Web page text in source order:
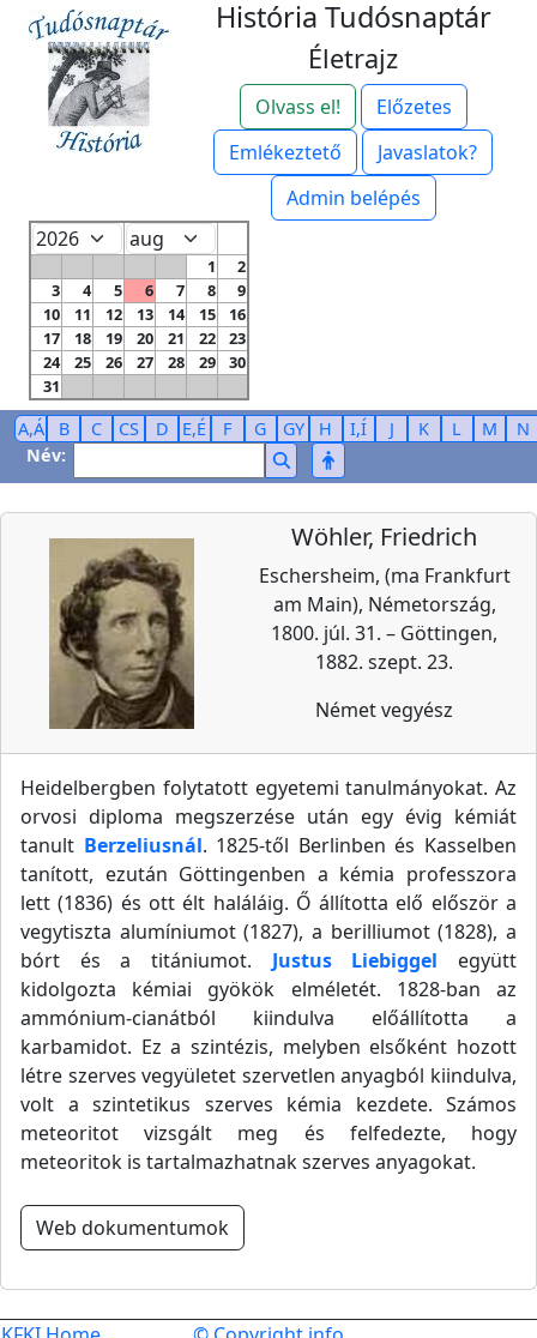
História Tudósnaptár
Életrajz
Olvass el!
Előzetes
Emlékeztető
Javaslatok?
Admin belépés
1
2
3
4 5 6 7 8
9
10
11 12 13 14 15
16
17
18 19 20 21 22
23
24
25 26 27 28 29
30
31
A,Á B C CS D E,É F G GY H I,Í J K L M
N
Név:
Wöhler, Friedrich
Eschersheim, (ma Frankfurt
am Main), Németország,
1800. júl. 31. – Göttingen,
1882. szept. 23.
Német vegyész
Heidelbergben folytatott egyetemi tanulmányokat. Az
orvosi diploma megszerzése után egy évig kémiát
tanult Berzeliusnál. 1825-től Berlinben és Kasselben
tanított, ezután Göttingenben a kémia professzora
lett (1836) és ott élt haláláig. Ő állította elő először a
vegytiszta alumíniumot (1827), a berilliumot (1828), a
bórt és a titániumot. Justus Liebiggel együtt
kidolgozta kémiai gyökök elméletét. 1828-ban az
ammónium-cianátból kiindulva előállította a
karbamidot. Ez a szintézis, melyben elsőként hozott
létre szerves vegyületet szervetlen anyagból kiindulva,
volt a szintetikus szerves kémia kezdete. Számos
meteoritot vizsgált meg és felfedezte, hogy
meteoritok is tartalmazhatnak szerves anyagokat.
Web dokumentumok